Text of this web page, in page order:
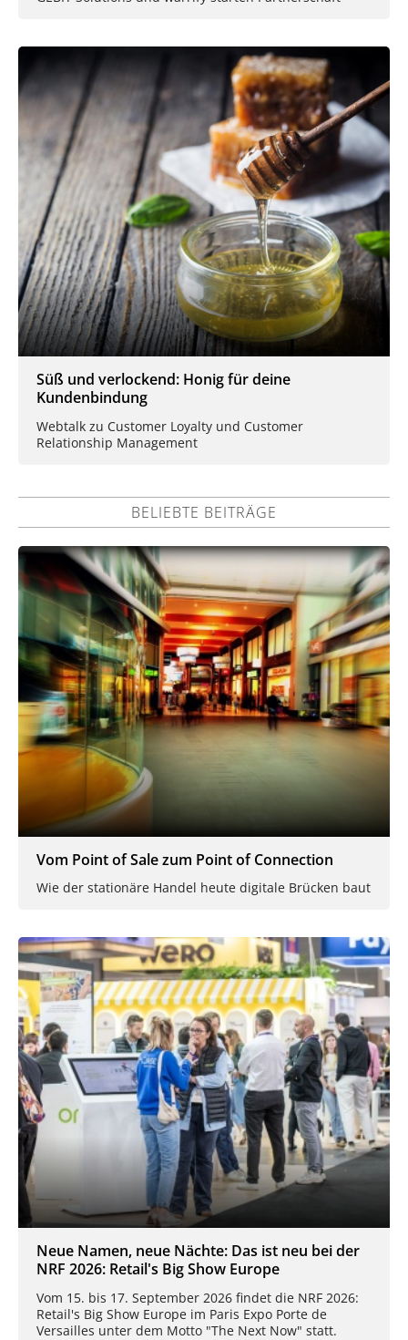
Süß und verlockend: Honig für deine
Kundenbindung
Webtalk zu Customer Loyalty und Customer
Relationship Management
BELIEBTE BEITRÄGE
Vom Point of Sale zum Point of Connection
Wie der stationäre Handel heute digitale Brücken baut
Neue Namen, neue Nächte: Das ist neu bei der
NRF 2026: Retail's Big Show Europe
Vom 15. bis 17. September 2026 findet die NRF 2026:
Retail's Big Show Europe im Paris Expo Porte de
Versailles unter dem Motto "The Next Now" statt.